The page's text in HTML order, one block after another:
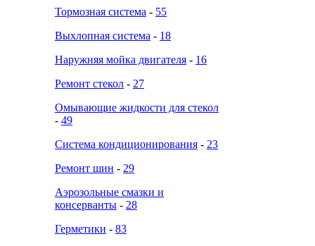
Тормозная система - 55
Выхлопная система - 18
Наружняя мойка двигателя - 16
Ремонт стекол - 27
Омывающие жидкости для стекол
- 49
Система кондиционирования - 23
Ремонт шин - 29
Аэрозольные смазки и
консерванты - 28
Герметики - 83